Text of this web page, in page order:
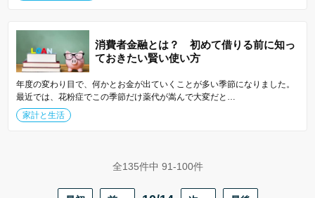
消費者金融とは？ 初めて借りる前に知っ
ておきたい賢い使い方
年度の変わり目で、何かとお金が出ていくことが多い季節になりました。
最近では、花粉症でこの季節だけ薬代が嵩んで大変だと…
家計と生活
全135件中 91-100件